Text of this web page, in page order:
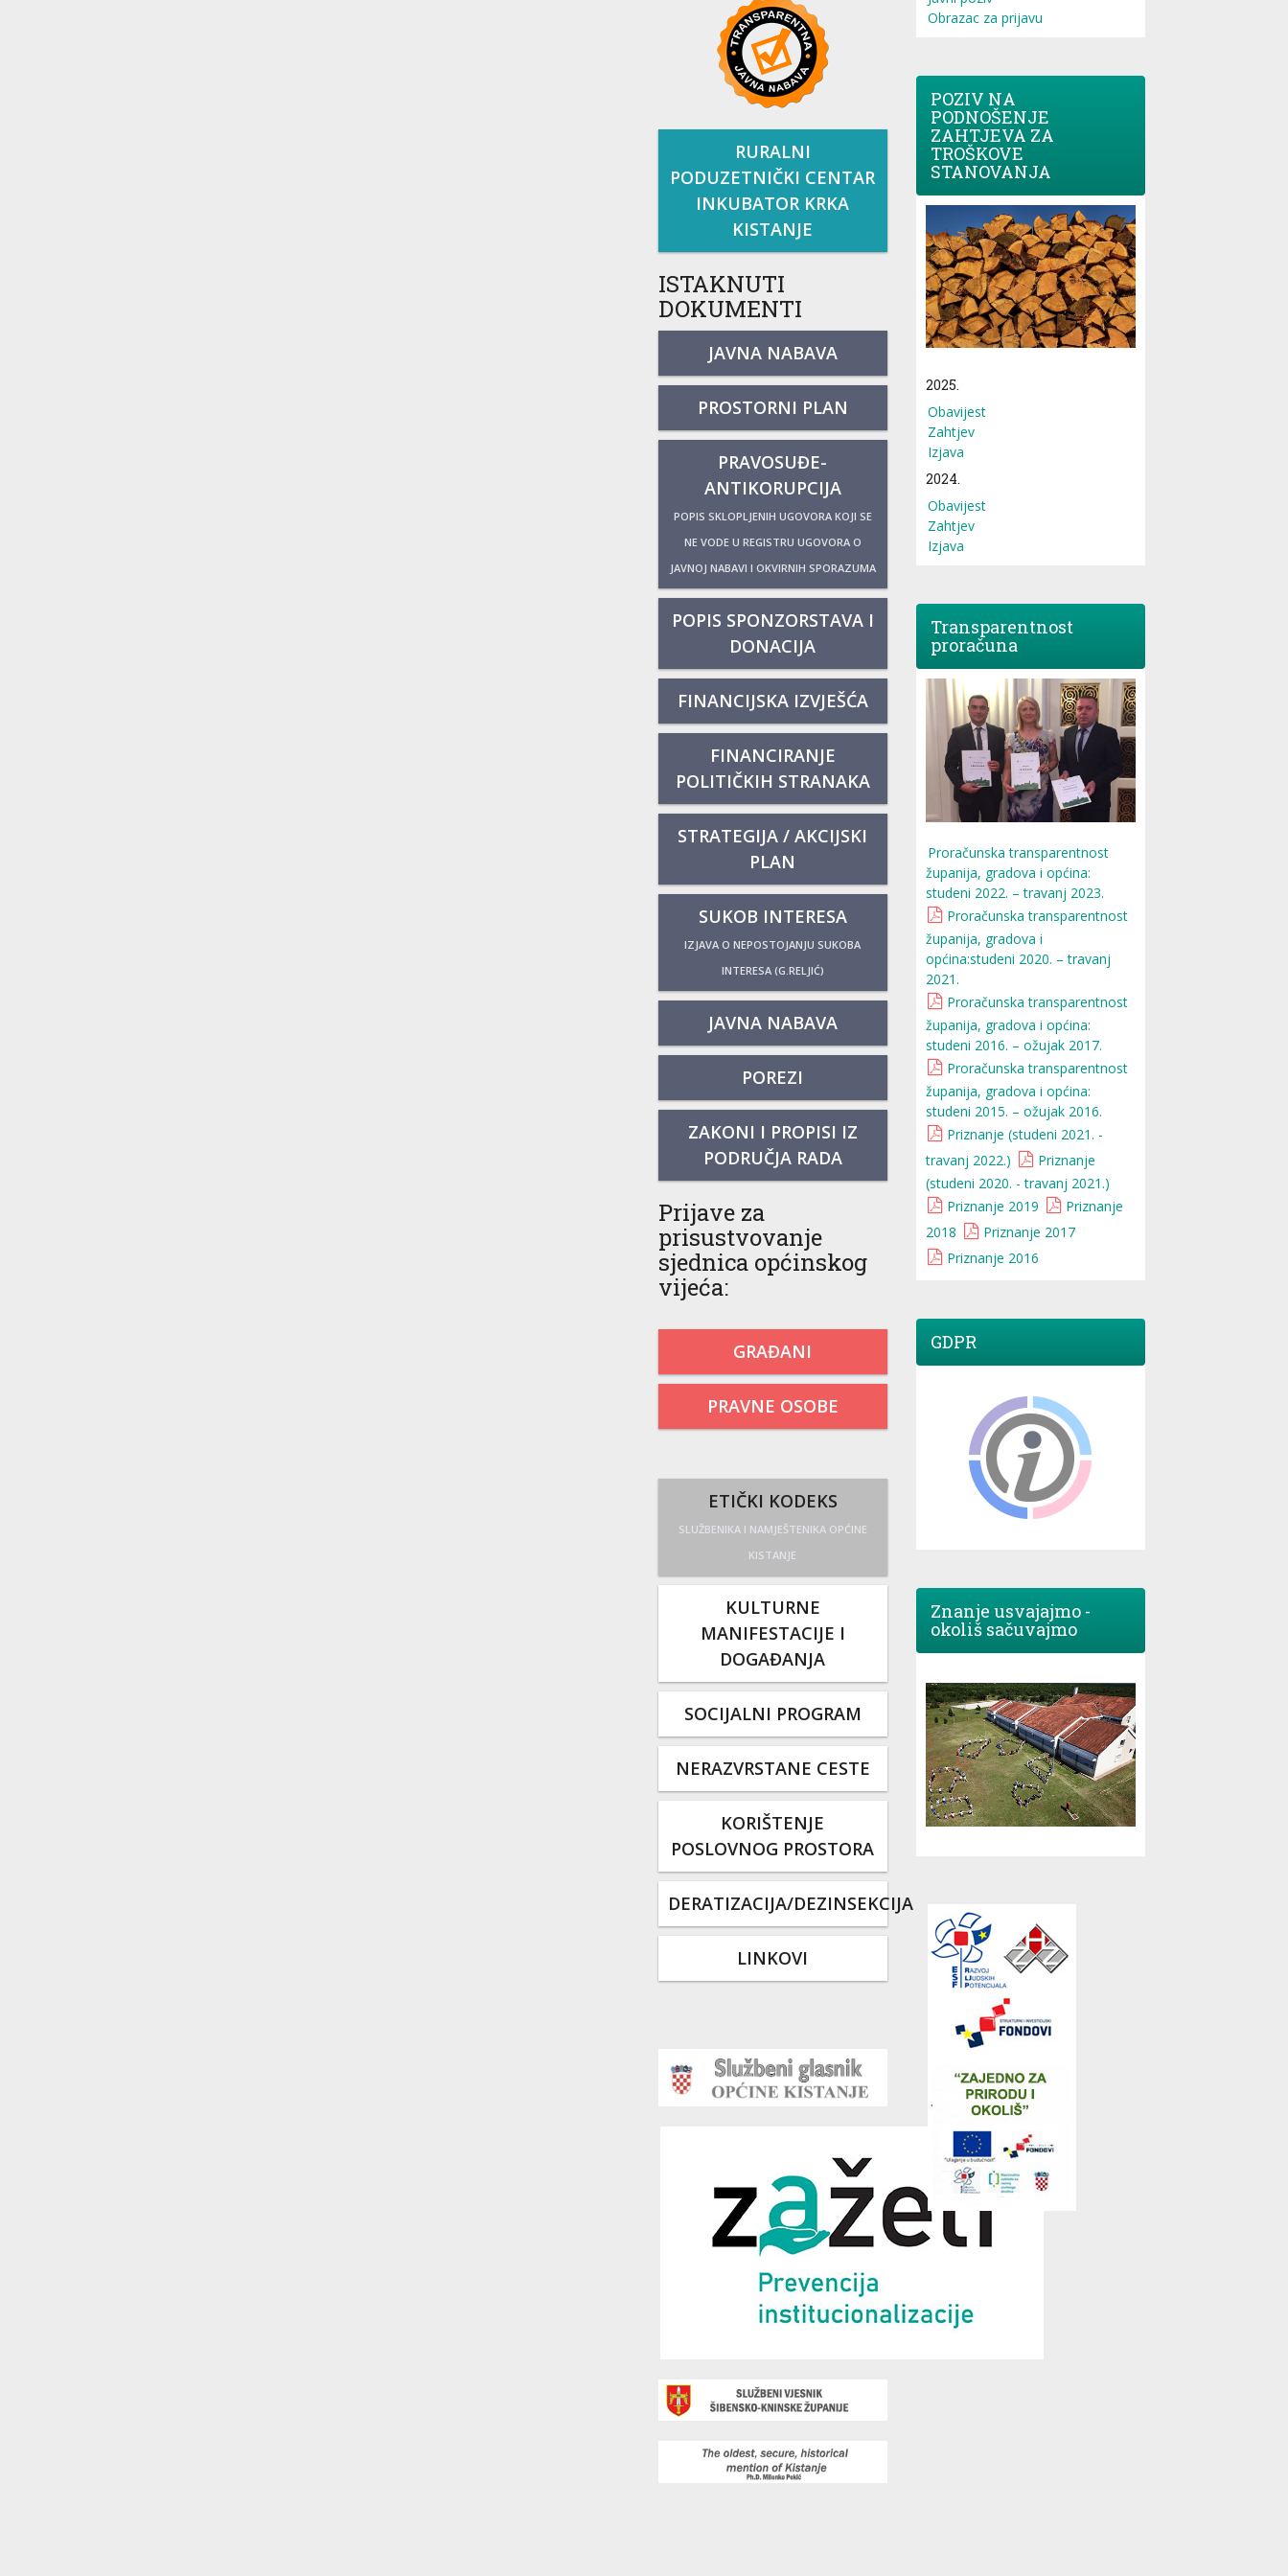
RURALNI
PODUZETNIČKI CENTAR
INKUBATOR KRKA
KISTANJE
ISTAKNUTI
DOKUMENTI
JAVNA NABAVA
PROSTORNI PLAN
PRAVOSUĐE-
ANTIKORUPCIJA
POPIS SKLOPLJENIH UGOVORA KOJI SE
NE VODE U REGISTRU UGOVORA O
JAVNOJ NABAVI I OKVIRNIH SPORAZUMA
POPIS SPONZORSTAVA I
DONACIJA
FINANCIJSKA IZVJEŠĆA
FINANCIRANJE
POLITIČKIH STRANAKA
STRATEGIJA / AKCIJSKI
PLAN
SUKOB INTERESA
IZJAVA O NEPOSTOJANJU SUKOBA
INTERESA (G.RELJIĆ)
JAVNA NABAVA
POREZI
ZAKONI I PROPISI IZ
PODRUČJA RADA
Prijave za
prisustvovanje
sjednica općinskog
vijeća:
GRAĐANI
PRAVNE OSOBE
ETIČKI KODEKS
SLUŽBENIKA I NAMJEŠTENIKA OPĆINE
KISTANJE
KULTURNE
MANIFESTACIJE I
DOGAĐANJA
SOCIJALNI PROGRAM
NERAZVRSTANE CESTE
KORIŠTENJE
POSLOVNOG PROSTORA
DERATIZACIJA/DEZINSEKCIJA
LINKOVI
Obrazac za prijavu
POZIV NA
PODNOŠENJE
ZAHTJEVA ZA
TROŠKOVE
STANOVANJA
2025.
Obavijest
Zahtjev
Izjava
2024.
Obavijest
Zahtjev
Izjava
Transparentnost
proračuna
Proračunska transparentnost
županija, gradova i općina:
studeni 2022. – travanj 2023.
Proračunska transparentnost
županija, gradova i
općina:studeni 2020. – travanj
2021.
Proračunska transparentnost
županija, gradova i općina:
studeni 2016. – ožujak 2017.
Proračunska transparentnost
županija, gradova i općina:
studeni 2015. – ožujak 2016.
Priznanje (studeni 2021. -
travanj 2022.)
Priznanje
(studeni 2020. - travanj 2021.)
Priznanje 2019
Priznanje
2018
Priznanje 2017
Priznanje 2016
GDPR
Znanje usvajajmo -
okoliš sačuvajmo